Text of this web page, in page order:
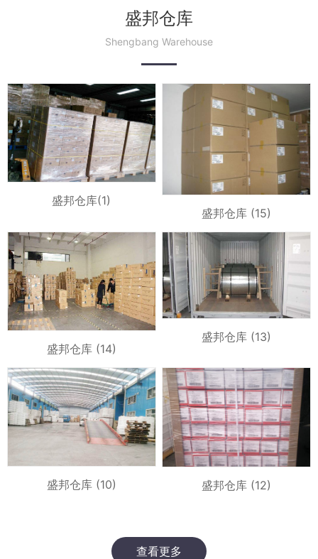
盛邦仓库
Shengbang Warehouse
盛邦仓库(1)
盛邦仓库 (15)
盛邦仓库 (14)
盛邦仓库 (13)
盛邦仓库 (10) 盛邦仓库 (12)
查看更多